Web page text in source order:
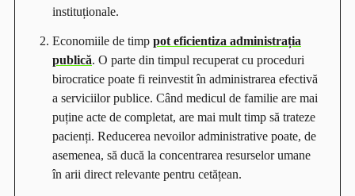
instituționale.
Economiile de timp pot eficientiza administrația
publică. O parte din timpul recuperat cu proceduri
birocratice poate fi reinvestit în administrarea efectivă
a serviciilor publice. Când medicul de familie are mai
puține acte de completat, are mai mult timp să trateze
pacienți. Reducerea nevoilor administrative poate, de
asemenea, să ducă la concentrarea resurselor umane
în arii direct relevante pentru cetățean.